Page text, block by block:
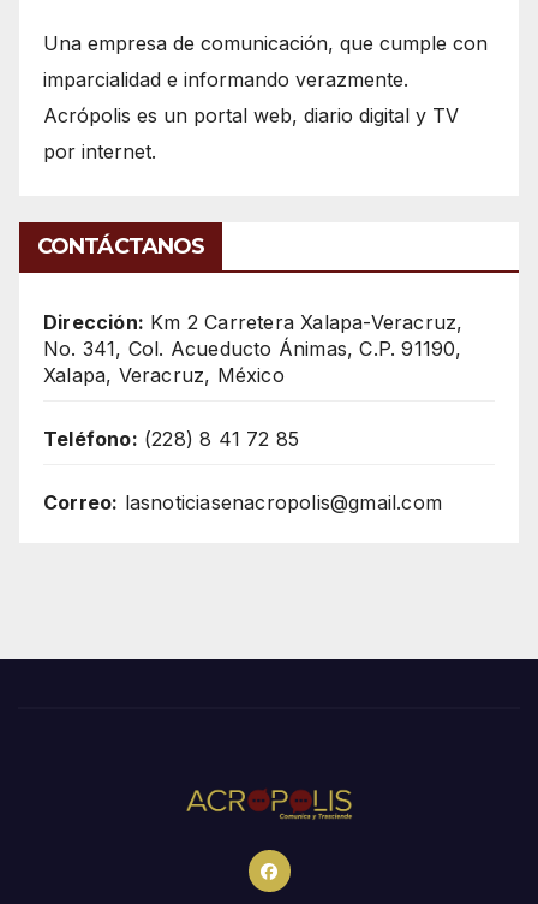
Una empresa de comunicación, que cumple con
imparcialidad e informando verazmente.
Acrópolis es un portal web, diario digital y TV
por internet.
CONTÁCTANOS
Dirección: Km 2 Carretera Xalapa-Veracruz,
No. 341, Col. Acueducto Ánimas, C.P. 91190,
Xalapa, Veracruz, México
Teléfono: (228) 8 41 72 85
Correo: lasnoticiasenacropolis@gmail.com